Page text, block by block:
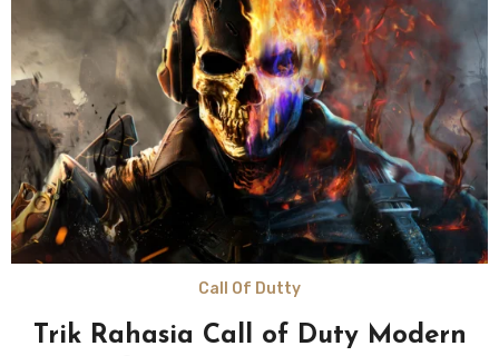
Call Of Dutty
Trik Rahasia Call of Duty Modern